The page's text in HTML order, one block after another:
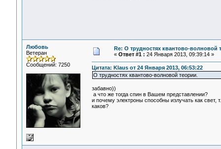
Любовь
Ветеран
Сообщений: 7250
Re: О трудностях квантово-волновой
« Ответ #1 : 24 Января 2013, 09:39:14 »
Цитата: Klaus от 24 Января 2013, 06:53:22
О трудностях квантово-волновой теории.
забавно))
а что же тогда спин в Вашем представлении?
и почему электроны способны излучать как свет,
каков?